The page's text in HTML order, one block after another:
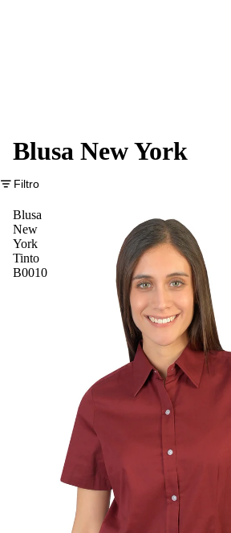
Blusa New York
Filtro
Blusa
New
York
Tinto
B0010